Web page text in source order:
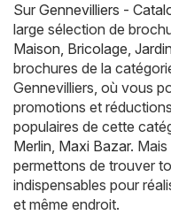
Sur Gennevilliers -
large sélection de
Maison, Bricolage,
brochures de la
Gennevilliers, où vous
promotions et
populaires de cette
Merlin, Maxi Bazar.
permettons de trouver
indispensables pour
et même endroit.